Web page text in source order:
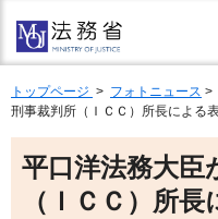
トップページ > フォトニュース >
刑事裁判所（ＩＣＣ）所長による
平口洋法務大臣
（ＩＣＣ）所